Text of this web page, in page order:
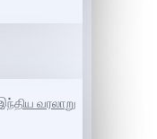
வரலாறு